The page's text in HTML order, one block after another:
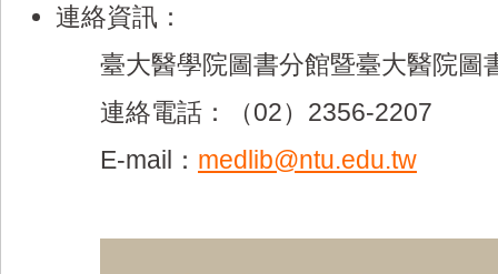
連絡資訊：
臺大醫學院圖書分館暨臺大醫院圖
連絡電話：（02）2356-2207
E-mail： medlib@ntu.edu.tw